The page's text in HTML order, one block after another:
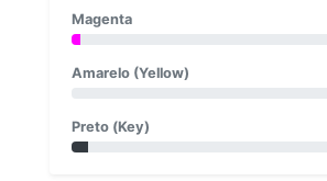
Magenta
Amarelo (Yellow)
Preto (Key)